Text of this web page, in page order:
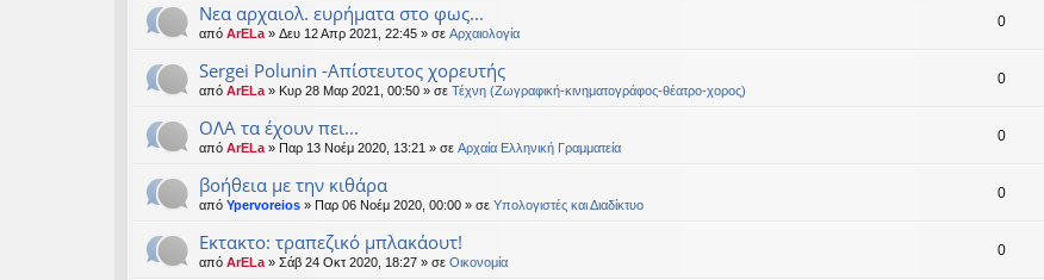
Νεα αρχαιολ. ευρήματα στο φως...
από ArELa» Δευ 12 Απρ 2021, 22:45 » σε Αρχαιολογία
0
Sergei Polunin -Απίστευτος χορευτής
από ArELa» Κυρ 28 Μαρ 2021, 00:50 » σε Τέχνη (Ζωγραφική-κινηματογράφος-θέατρο-χορος)
0
ΟΛΑ τα έχουν πει...
από ArELa» Παρ 13 Νοέμ 2020, 13:21 » σε Αρχαία Ελληνική Γραμματεία
0
βοήθεια με την κιθάρα
από Ypervoreios » Παρ 06 Νοέμ 2020, 00:00 » σε Υπολογιστές και Διαδίκτυο
0
Εκτακτο: τραπεζικό μπλακάουτ!
από ArELa» Σάβ 24 Οκτ 2020, 18:27 » σε Oικονομία
0